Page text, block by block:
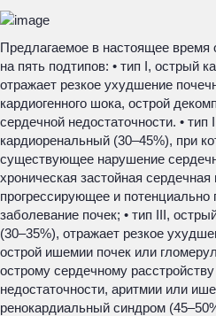
Предлагаемое в настоящее
на пять подтипов: • тип I, острый
отражает резкое ухудшение
кардиогенного шока, острой
сердечной недостаточности. • тип
кардиоренальный (30–45%), при
существующее нарушение
хроническая застойная
прогрессирующее и потенциально
заболевание почек; • тип III,
(30–35%), отражает резкое
острой ишемии почек или
острому сердечному
недостаточности, аритмии или
ренокардиальный синдром